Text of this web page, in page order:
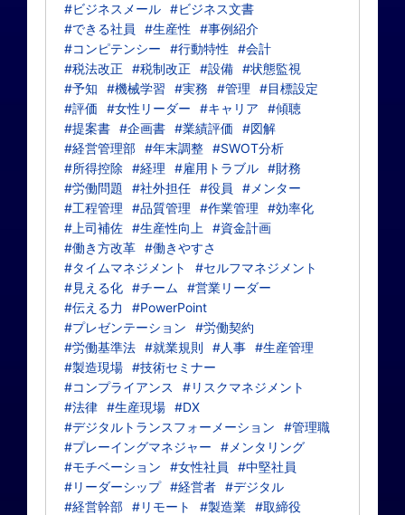
#ビジネスメール #ビジネス文書
#できる社員
#生産性
#事例紹介
#コンピテンシー
#行動特性
#会計
#税法改正
#税制改正 #設備 #状態監視
#予知
#機械学習 #実務 #管理
#目標設定
#評価
#女性リーダー #キャリア
#傾聴
#提案書 #企画書 #業績評価
#図解
#経営管理部 #年末調整 #SWOT分析
#所得控除
#経理 #雇用トラブル #財務
#労働問題
#社外担任 #役員
#メンター
#工程管理
#品質管理 #作業管理
#効率化
#上司補佐 #生産性向上
#資金計画
#働き方改革 #働きやすさ
#タイムマネジメント
#セルフマネジメント
#見える化 #チーム
#営業リーダー
#伝える力
#PowerPoint
#プレゼンテーション
#労働契約
#労働基準法 #就業規則 #人事 #生産管理
#製造現場 #技術セミナー
#コンプライアンス
#リスクマネジメント
#法律 #生産現場 #DX
#デジタルトランスフォーメーション
#管理職
#プレーイングマネジャー
#メンタリング
#モチベーション
#女性社員
#中堅社員
#リーダーシップ #経営者 #デジタル
#経営幹部 #リモート #製造業 #取締役